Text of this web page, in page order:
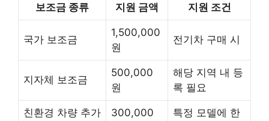
보조금 종류
지원 금액 지원 조건
국가 보조금
1,500,000
원
전기차 구매 시
지자체 보조금
500,000
원
해당 지역 내 등
록 필요
친환경 차량 추가
300,000
특정 모델에 한